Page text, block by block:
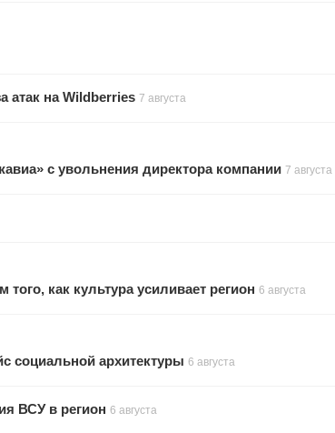
атак на Wildberries 7 августа
с увольнения директора компании 7 августа
как культура усиливает регион 6 августа
социальной архитектуры 6 августа
ВСУ в регион 6 августа